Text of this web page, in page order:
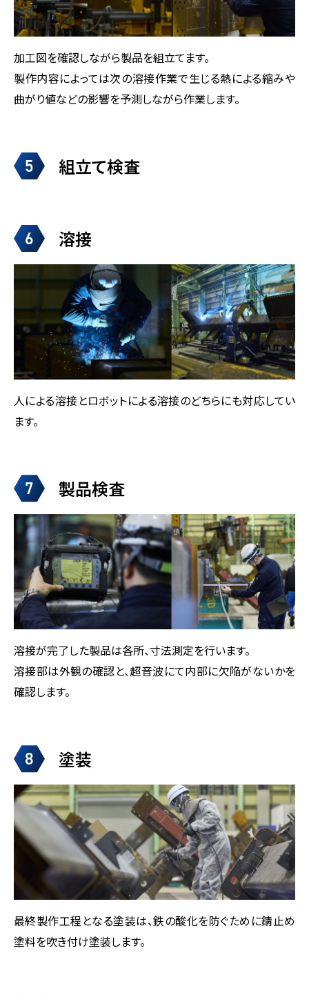
加工図を確認しながら製品を組立てます。
製作内容によっては次の溶接作業で生じる熱による縮みや
曲がり値などの影響を予測しながら作業します。
5 組立て検査
6 溶接
人による溶接とロボットによる溶接のどちらにも対応してい
ます。
7 製品検査
溶接が完了した製品は各所、寸法測定を行います。
溶接部は外観の確認と、超音波にて内部に欠陥がないかを
確認します。
8 塗装
最終製作工程となる塗装は、鉄の酸化を防ぐために錆止め
塗料を吹き付け塗装します。